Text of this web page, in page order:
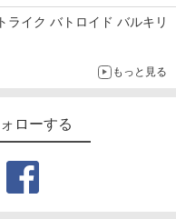
はの体験とコラボの楽しさを
ライク バトロイド バルキリ
もっと見る
ローする